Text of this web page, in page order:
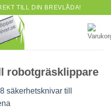
TILL DIN BREVLÅDA!
robotgräsklippare
säkerhetsknivar till